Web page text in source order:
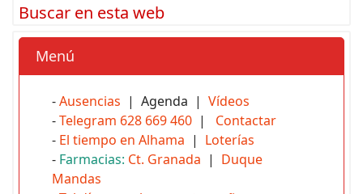
Buscar en esta web
Menú
-Ausencias | Agenda | Vídeos
-Telegram 628 669 460 | Contactar
- El tiempo en Alhama | Loterías
- Farmacias: Ct. Granada | Duque
Mandas